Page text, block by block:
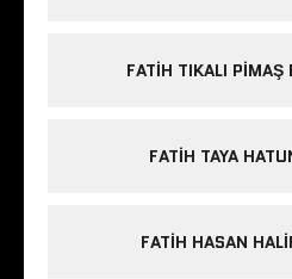
FATIH TIKALI PIMAŞ
FATIH TAYA
FATIH HASAN